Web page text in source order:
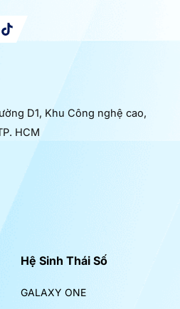
D1, Khu Công nghệ cao,
HCM
Hệ Sinh Thái Số
GALAXY ONE